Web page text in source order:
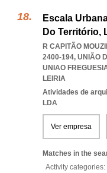
Escala
Do Território,
R CAPITÃO
2400-194, UNIÃO
UNIAO
LEIRIA
Atividades de
LDA
Ver empresa
Matches in the
Activity categories: